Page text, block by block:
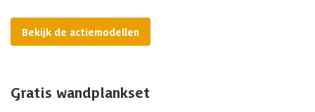
Bekijk de actiemodellen
Gratis wandplankset